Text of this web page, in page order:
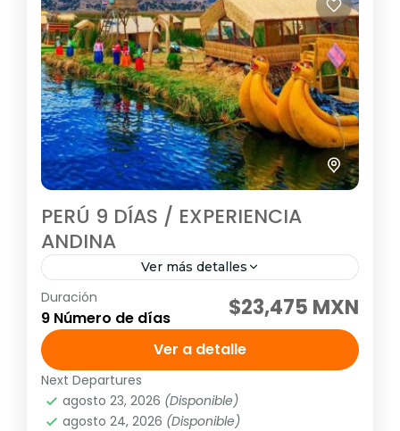
PERÚ 9 DÍAS / EXPERIENCIA
ANDINA
Ver más detalles
Visitando: Lima, Cusco, Valle Sagrado,
Machu Picchu y Puno Salidas: Diarias
(garantizadas con un mínimo de dos
personas adultas) hasta el 20 de
diciembre del...
América,Sudamérica
Media
1 Personas
Duración
9 Número de días $23,475 MXN
Ver a detalle
Next Departures
agosto 23, 2026 (Disponible)
agosto 24, 2026 (Disponible)